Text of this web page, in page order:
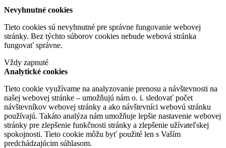
Nevyhnutné cookies
Tieto cookies sú nevyhnutné pre správne fungovanie webovej
stránky. Bez týchto súborov cookies nebude webová stránka
fungovať správne.
Vždy zapnuté
Analytické cookies
Tieto cookie využívame na analyzovanie prenosu a návštevnosti na
našej webovej stránke – umožňujú nám o. i. sledovať počet
návštevníkov webovej stránky a ako návštevníci webovú stránku
používajú. Takáto analýza nám umožňuje lepšie nastavenie webovej
stránky pre zlepšenie funkčnosti stránky a zlepšenie užívateľskej
spokojnosti. Tieto cookie môžu byť použité len s Vaším
predchádzajúcim súhlasom.